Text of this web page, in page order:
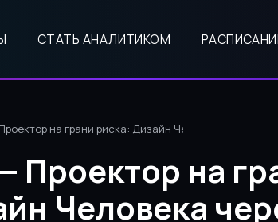
СТАТЬ АНАЛИТИКОМ
на грани риска: Дизайн Человека через
Проектор на
Человека